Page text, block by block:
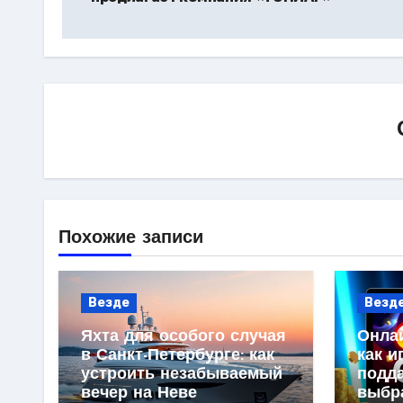
Похожие записи
Везде
Яхта для особого случая
в Санкт-Петербурге: как
устроить незабываемый
вечер на Неве
как